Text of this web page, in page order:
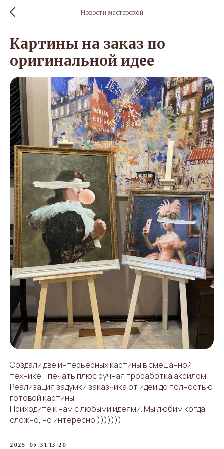
Новости мастерской
Картины на заказ по
оригинальной идее
Создали две интерьерных картины в смешанной
технике - печать плюс ручная проработка акрилом.
Реализация задумки заказчика от идеи до полностью
готовой картины.
Приходите к нам с любыми идеями. Мы любим когда
сложно, но интересно ))))))).
2025-05-31 13:20